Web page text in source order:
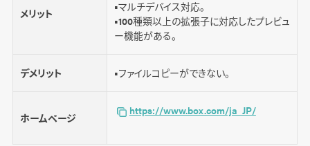
メリット
■マルチデバイス対応。
■100種類以上の拡張子に対応したプレビュ
ー機能がある。
デメリット ■ファイルコピーができない。
ホームページ
https://www.box.com/ja_JP/